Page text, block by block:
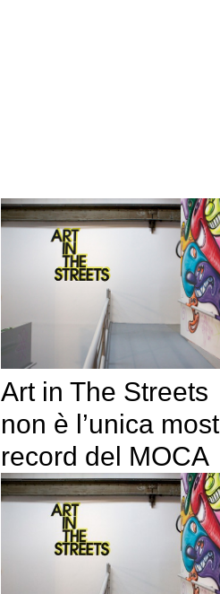
Art in The Streets
non è l’unica
record del MOCA